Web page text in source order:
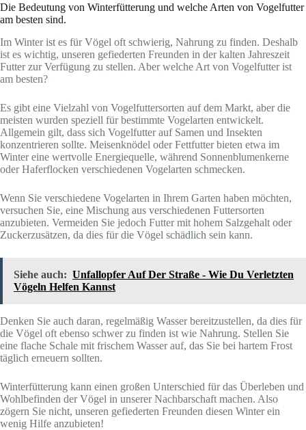
Die Bedeutung von Winterfütterung und welche Arten von Vogelfutter
am besten sind.
Im Winter ist es für Vögel oft schwierig, Nahrung zu finden. Deshalb
ist es wichtig, unseren gefiederten Freunden in der kalten Jahreszeit
Futter zur Verfügung zu stellen. Aber welche Art von Vogelfutter ist
am besten?
Es gibt eine Vielzahl von Vogelfuttersorten auf dem Markt, aber die
meisten wurden speziell für bestimmte Vogelarten entwickelt.
Allgemein gilt, dass sich Vogelfutter auf Samen und Insekten
konzentrieren sollte. Meisenknödel oder Fettfutter bieten etwa im
Winter eine wertvolle Energiequelle, während Sonnenblumenkerne
oder Haferflocken verschiedenen Vogelarten schmecken.
Wenn Sie verschiedene Vogelarten in Ihrem Garten haben möchten,
versuchen Sie, eine Mischung aus verschiedenen Futtersorten
anzubieten. Vermeiden Sie jedoch Futter mit hohem Salzgehalt oder
Zuckerzusätzen, da dies für die Vögel schädlich sein kann.
Siehe auch: Unfallopfer Auf Der Straße - Wie Du Verletzten
Vögeln Helfen Kannst
Denken Sie auch daran, regelmäßig Wasser bereitzustellen, da dies für
die Vögel oft ebenso schwer zu finden ist wie Nahrung. Stellen Sie
eine flache Schale mit frischem Wasser auf, das Sie bei hartem Frost
täglich erneuern sollten.
Winterfütterung kann einen großen Unterschied für das Überleben und
Wohlbefinden der Vögel in unserer Nachbarschaft machen. Also
zögern Sie nicht, unseren gefiederten Freunden diesen Winter ein
wenig Hilfe anzubieten!